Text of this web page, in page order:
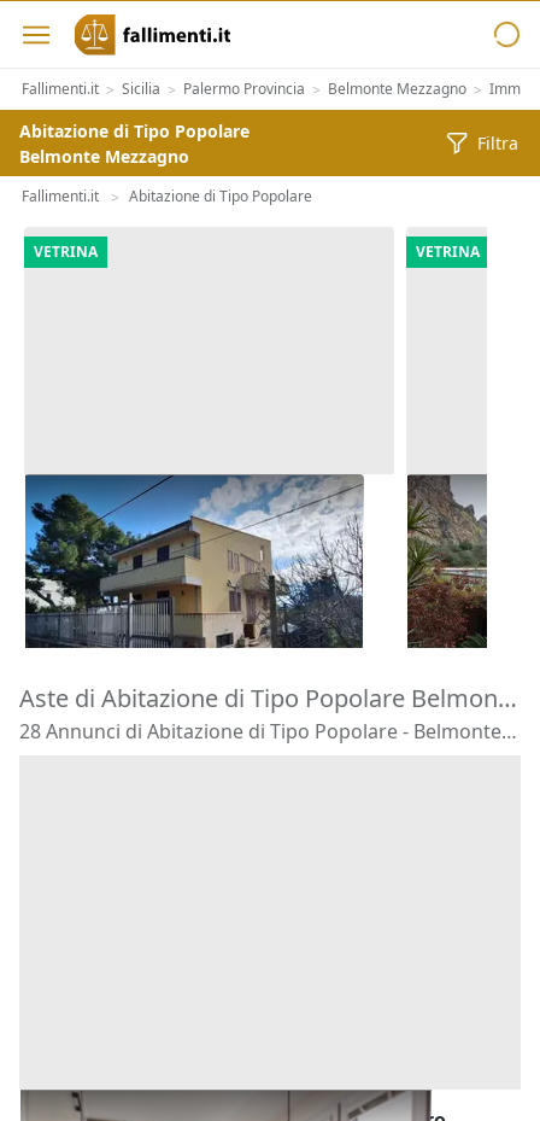
Fallimenti.it > Sicilia > Palermo Provincia > Belmonte Mezzagno >
Abitazione di Tipo Popolare
Belmonte Mezzagno
Filtra
Fallimenti.it > Abitazione di Tipo Popolare
VETRINA
Asta Palazzina residenziale con
corte
Altavilla Milicia (Palermo)
155.312 €
16/09/2026
VETRINA
Asta Villa
Capaci
310.400 €
14/09/2026
Aste di Abitazione di Tipo Popolare Belmonte Mezzagno
28 Annunci di Abitazione di Tipo Popolare - Belmonte Mezzagno